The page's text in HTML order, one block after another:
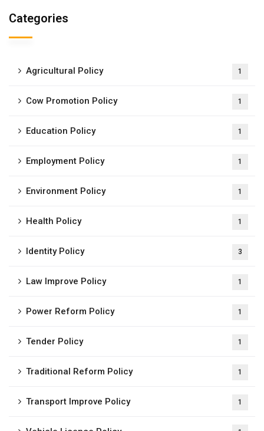
Categories
Agricultural Policy 1
Cow Promotion Policy 1
Education Policy 1
Employment Policy 1
Environment Policy 1
Health Policy 1
Identity Policy 3
Law Improve Policy 1
Power Reform Policy 1
Tender Policy 1
Traditional Reform Policy 1
Transport Improve Policy 1